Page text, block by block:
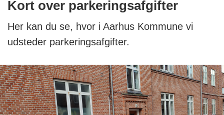
Kort over parkeringsafgifter
Her kan du se, hvor i Aarhus Kommune vi
udsteder parkeringsafgifter.